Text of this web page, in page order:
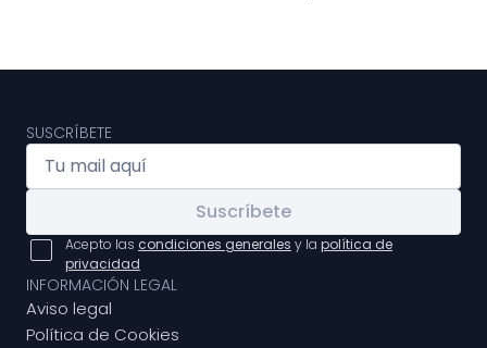
SUSCRÍBETE
Suscríbete
Acepto las condiciones generales y la política de
privacidad
INFORMACIÓN LEGAL
Aviso legal
Política de Cookies